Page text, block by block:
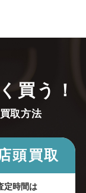
買う！
取方法
頭買取
定時間は